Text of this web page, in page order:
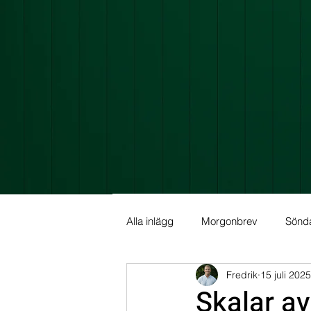
Alla inlägg Morgonbrev
Allmän info Fundamental
Fredrik 15 juli 2025